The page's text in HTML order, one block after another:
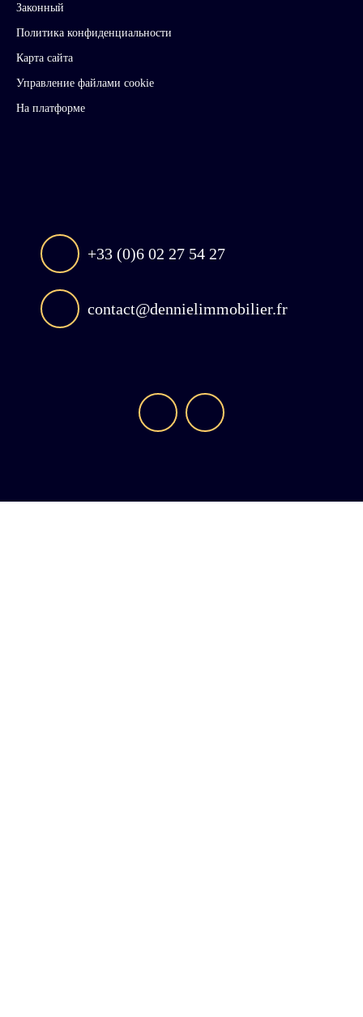
Законный
Политика конфиденциальности
Карта сайта
Управление файлами cookie
На платформе
+33 (0)6 02 27 54 27
contact@dennielimmobilier.fr